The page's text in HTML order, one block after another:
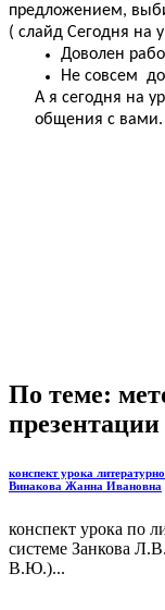
предложением,
( слайд Сегодня на
Доволен
Не совсем
А я сегодня на
общения с вами.
По теме:
конспект урока
Винакова Жанна Ивановна
конспект урока по
системе Занкова
В.Ю.)...